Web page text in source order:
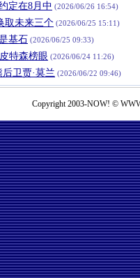
定在8月中 (2026/06/26 16:54)
取未来三个 (2026/06/25 15:11)
基石 (2026/06/25 09:33)
特森榜眼 (2026/06/24 11:26)
卫贾·莫兰 (2026/06/22 09:46)
Copyright 2003-NOW! ©